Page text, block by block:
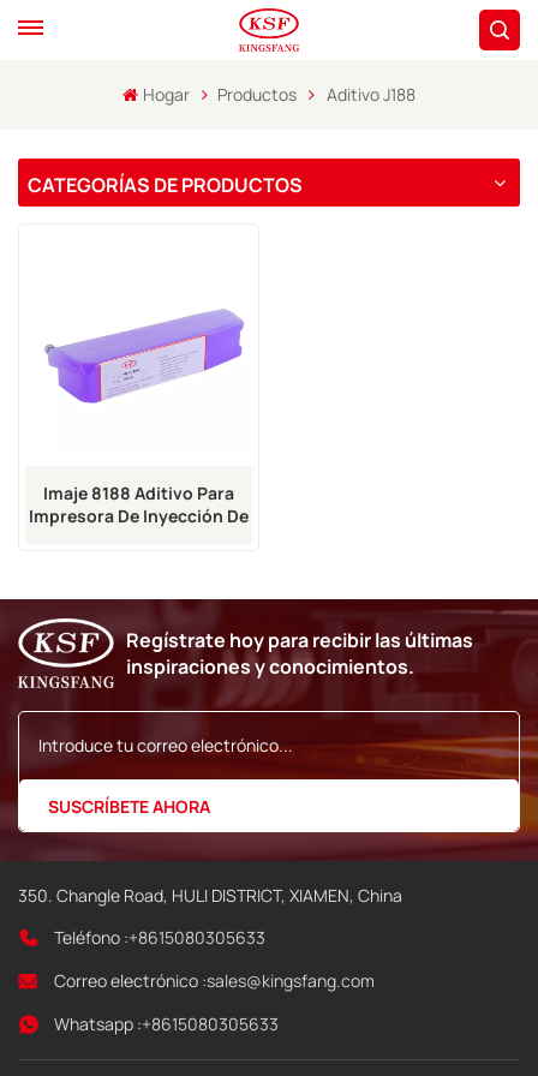
Hogar Productos Aditivo J188
CATEGORÍAS DE PRODUCTOS
Imaje 8188 Aditivo Para
Impresora De Inyección De
Regístrate hoy para recibir las últimas
inspiraciones y conocimientos.
350. Changle Road, HULI DISTRICT, XIAMEN, China
Teléfono :+8615080305633
Correo electrónico :sales@kingsfang.com
Whatsapp :+8615080305633